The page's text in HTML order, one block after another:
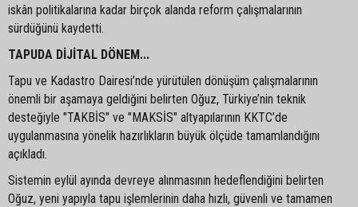
iskân politikalarına kadar birçok alanda reform çalışmalarının
sürdüğünü kaydetti.
TAPUDA DİJİTAL DÖNEM...
Tapu ve Kadastro Dairesi’nde yürütülen dönüşüm çalışmalarının
önemli bir aşamaya geldiğini belirten Oğuz, Türkiye’nin teknik
desteğiyle "TAKBİS" ve "MAKSİS" altyapılarının KKTC’de
uygulanmasına yönelik hazırlıkların büyük ölçüde tamamlandığını
açıkladı.
Sistemin eylül ayında devreye alınmasının hedeflendiğini belirten
Oğuz, yeni yapıyla tapu işlemlerinin daha hızlı, güvenli ve tamamen